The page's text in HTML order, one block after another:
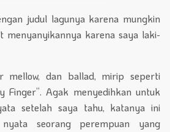
judul lagunya karena mungkin
menyanyikannya karena saya laki-
mellow, dan ballad, mirip seperti
Finger”. Agak menyedihkan untuk
setelah saya tahu, katanya ini
seorang perempuan yang